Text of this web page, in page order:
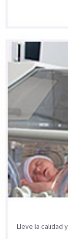
Lleve la calidad